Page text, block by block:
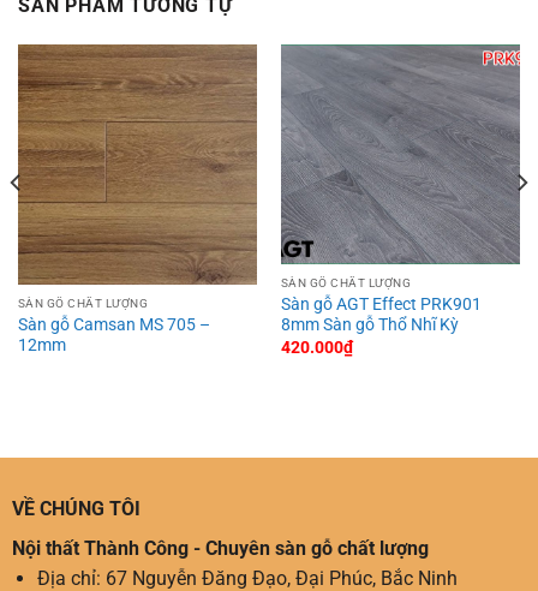
SẢN PHẨM TƯƠNG TỰ
SÀN GỖ CHẤT LƯỢNG
Sàn gỗ Camsan MS 705 –
12mm
SÀN GỖ CHẤT LƯỢNG
Sàn gỗ AGT Effect PRK901
8mm Sàn gỗ Thổ Nhĩ Kỳ
420.000₫
VỀ CHÚNG TÔI
Nội thất Thành Công - Chuyên sàn gỗ chất lượng
Địa chỉ: 67 Nguyễn Đăng Đạo, Đại Phúc, Bắc Ninh